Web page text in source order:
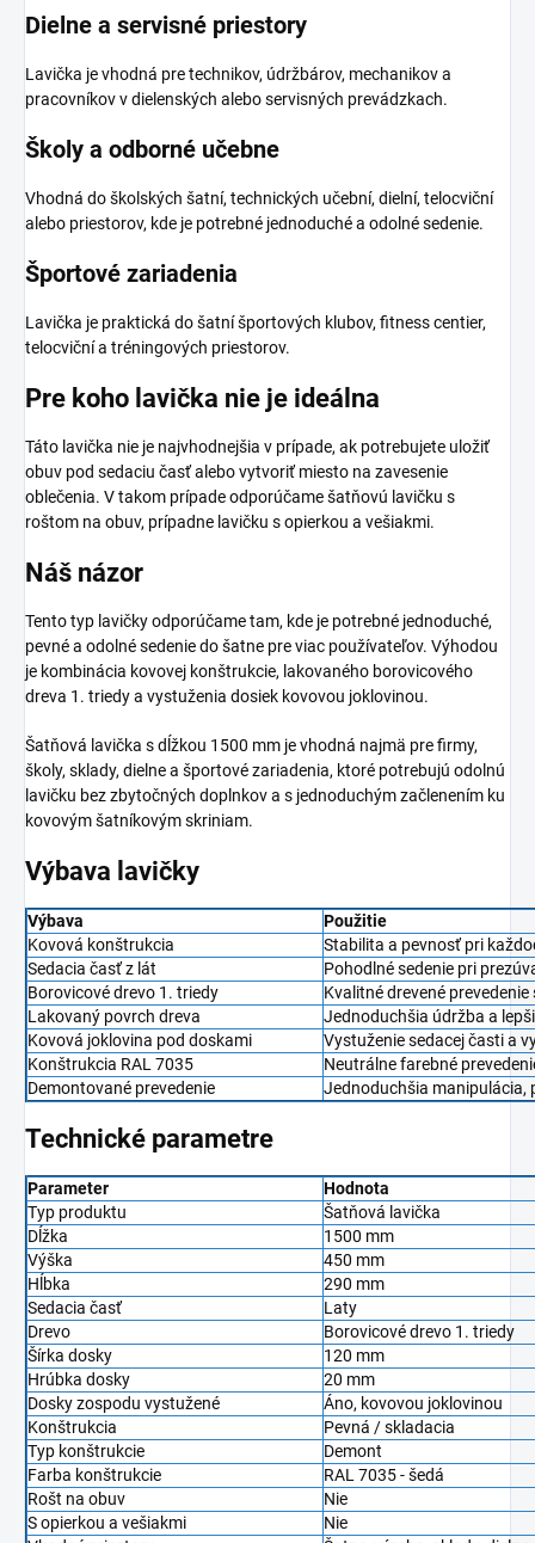
Dielne a servisné priestory
Lavička je vhodná pre technikov, údržbárov, mechanikov a
pracovníkov v dielenských alebo servisných prevádzkach.
Školy a odborné učebne
Vhodná do školských šatní, technických učební, dielní, telocviční
alebo priestorov, kde je potrebné jednoduché a odolné sedenie.
Športové zariadenia
Lavička je praktická do šatní športových klubov, fitness centier,
telocviční a tréningových priestorov.
Pre koho lavička nie je ideálna
Táto lavička nie je najvhodnejšia v prípade, ak potrebujete uložiť
obuv pod sedaciu časť alebo vytvoriť miesto na zavesenie
oblečenia. V takom prípade odporúčame šatňovú lavičku s
roštom na obuv, prípadne lavičku s opierkou a vešiakmi.
Náš názor
Tento typ lavičky odporúčame tam, kde je potrebné jednoduché,
pevné a odolné sedenie do šatne pre viac používateľov. Výhodou
je kombinácia kovovej konštrukcie, lakovaného borovicového
dreva 1. triedy a vystuženia dosiek kovovou joklovinou.
Šatňová lavička s dĺžkou 1500 mm je vhodná najmä pre firmy,
školy, sklady, dielne a športové zariadenia, ktoré potrebujú odolnú
lavičku bez zbytočných doplnkov a s jednoduchým začlenením ku
kovovým šatníkovým skriniam.
Výbava lavičky
Výbava
Použitie
Kovová konštrukcia
Stabilita a pevnosť pri
Sedacia časť z lát
Pohodlné sedenie pri
Borovicové drevo 1. triedy
Kvalitné drevené
Lakovaný povrch dreva
Jednoduchšia údržba a
Kovová joklovina pod doskami
Vystuženie sedacej časti a
Konštrukcia RAL 7035
Neutrálne farebné
Demontované prevedenie
Jednoduchšia manipulácia,
Technické parametre
Parameter
Hodnota
Typ produktu
Šatňová lavička
Dĺžka
1500 mm
Výška
450 mm
Hĺbka
290 mm
Sedacia časť
Laty
Drevo
Borovicové drevo 1. triedy
Šírka dosky
120 mm
Hrúbka dosky
20 mm
Dosky zospodu vystužené
Áno, kovovou joklovinou
Konštrukcia
Pevná / skladacia
Typ konštrukcie
Demont
Farba konštrukcie
RAL 7035 - šedá
Rošt na obuv
Nie
S opierkou a vešiakmi
Nie